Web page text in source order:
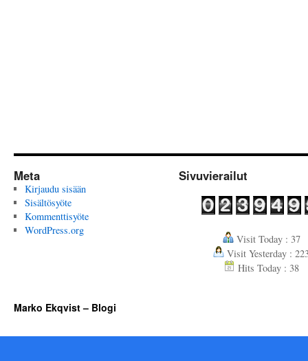
Meta
Kirjaudu sisään
Sisältösyöte
Kommenttisyöte
WordPress.org
Sivuvierailut
Visit Today : 37
Visit Yesterday :
Hits Today : 38
Marko Ekqvist – Blogi